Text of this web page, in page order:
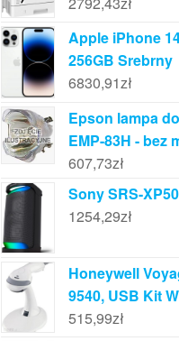
Apple iPhone
256GB Srebrny
6830,91zł
Epson lampa
EMP-83H - bez
607,73zł
Sony SRS-
1254,29zł
Honeywell
9540, USB Kit
515,99zł